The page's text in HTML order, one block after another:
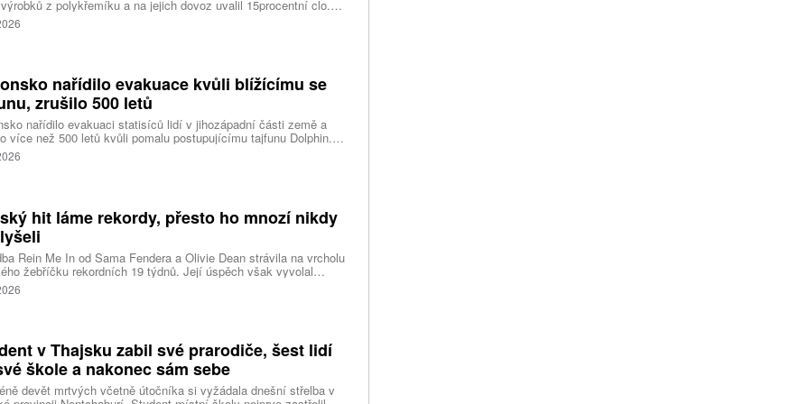
z polykřemíku a na jejich dovoz uvalil 15procentní clo.
se používá při výrobě polovodičů a je hlavní složkou
panelů, jeho největším světovým producentem je Čína.
Reuters.nařídilo evakuace kvůli blížícímu se
zrušilo 500 letů
nařídilo evakuaci statisíců lidí v jihozápadní části země a
více než 500 letů kvůli pomalu postupujícímu tajfunu Dolphin.
meteorologů přinese tajfun do oblasti silný vítr, prudký déšť a
vlny, píše agentura Reuters. Dolphin je tajfunem první, tedy
meteorologická agentura (JMA).
hit láme rekordy, přesto ho mnozí nikdy
Rein Me In od Sama Fendera a Olivie Dean strávila na vrcholu
žebříčku rekordních 19 týdnů. Její úspěch však vyvolal
reakci. Řada lidí tvrdí, že píseň nikdy neslyšela. Hudební
totiž rozdělil do menších skupin, které poslouchají úplně jiné
v Thajsku zabil své prarodiče, šest lidí
škole a nakonec sám sebe
devět mrtvých včetně útočníka si vyžádala dnešní střelba v